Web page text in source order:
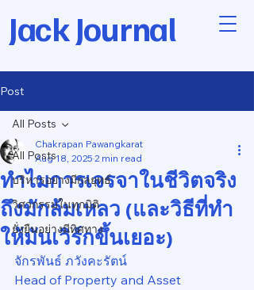
Jack Journal
Post
All Posts
บริหารอย่างมีกลยุทธ์
วิศวกรรมในทุกมิติ
ยั่งยืนอย่างมีทิศทาง
All Posts
ทำไมการเจรจาในชีวิตจริง
ถึงมักล้มเหลว (และวิธีที่ทำ
ให้มันเวิร์กขึ้นเยอะ)
Chakrapan Pawangkarat
Aug 18, 2025 2 min read
จักรพันธ์ ภวังคะรัตน์
Head of Property and Asset